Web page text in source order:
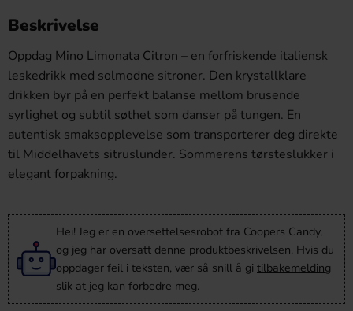
Beskrivelse
Oppdag Mino Limonata Citron – en forfriskende italiensk
leskedrikk med solmodne sitroner. Den krystallklare
drikken byr på en perfekt balanse mellom brusende
syrlighet og subtil søthet som danser på tungen. En
autentisk smaksopplevelse som transporterer deg direkte
til Middelhavets sitruslunder. Sommerens tørsteslukker i
elegant forpakning.
Hei! Jeg er en oversettelsesrobot fra Coopers Candy,
og jeg har oversatt denne produktbeskrivelsen. Hvis du
oppdager feil i teksten, vær så snill å gi tilbakemelding
slik at jeg kan forbedre meg.